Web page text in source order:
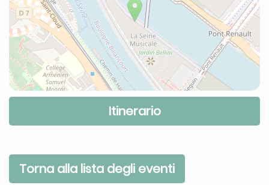
Itinerario
Torna alla lista degli eventi